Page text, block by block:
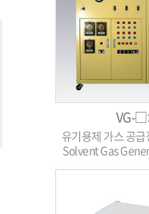
VG-
유기용제 가스 공
Solvent Gas